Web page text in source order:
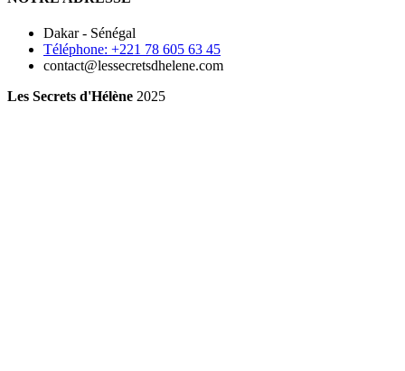
Dakar - Sénégal
Téléphone: +221 78 605 63 45
contact@lessecretsdhelene.com
Les Secrets d'Hélène 2025